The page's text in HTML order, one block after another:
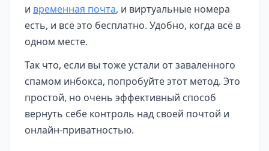
и временная почта, и виртуальные номера
есть, и всё это бесплатно. Удобно, когда всё в
одном месте.
Так что, если вы тоже устали от заваленного
спамом инбокса, попробуйте этот метод. Это
простой, но очень эффективный способ
вернуть себе контроль над своей почтой и
онлайн-приватностью.